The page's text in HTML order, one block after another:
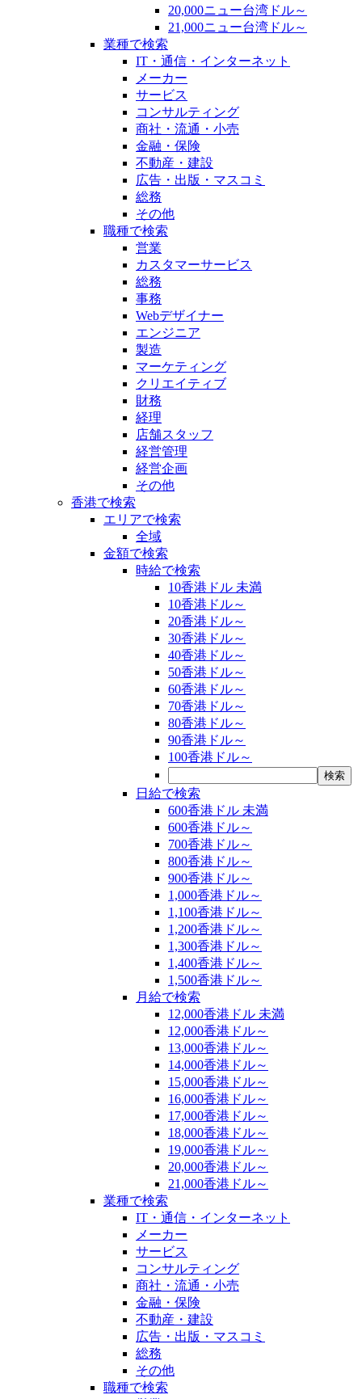
20,000ニュー台湾ドル～
21,000ニュー台湾ドル～
業種で検索
IT・通信・インターネット
メーカー
サービス
コンサルティング
商社・流通・小売
金融・保険
不動産・建設
広告・出版・マスコミ
総務
その他
職種で検索
営業
カスタマーサービス
総務
事務
Webデザイナー
エンジニア
製造
マーケティング
クリエイティブ
財務
経理
店舗スタッフ
経営管理
経営企画
その他
香港で検索
エリアで検索
全域
金額で検索
時給で検索
10香港ドル 未満
10香港ドル～
20香港ドル～
30香港ドル～
40香港ドル～
50香港ドル～
60香港ドル～
70香港ドル～
80香港ドル～
90香港ドル～
100香港ドル～
日給で検索
600香港ドル 未満
600香港ドル～
700香港ドル～
800香港ドル～
900香港ドル～
1,000香港ドル～
1,100香港ドル～
1,200香港ドル～
1,300香港ドル～
1,400香港ドル～
1,500香港ドル～
月給で検索
12,000香港ドル 未満
12,000香港ドル～
13,000香港ドル～
14,000香港ドル～
15,000香港ドル～
16,000香港ドル～
17,000香港ドル～
18,000香港ドル～
19,000香港ドル～
20,000香港ドル～
21,000香港ドル～
業種で検索
IT・通信・インターネット
メーカー
サービス
コンサルティング
商社・流通・小売
金融・保険
不動産・建設
広告・出版・マスコミ
総務
その他
職種で検索